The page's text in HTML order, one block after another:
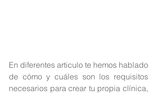
En diferentes articulo te hemos hablado
de cómo y cuáles son los requisitos
necesarios para crear tu propia clínica,